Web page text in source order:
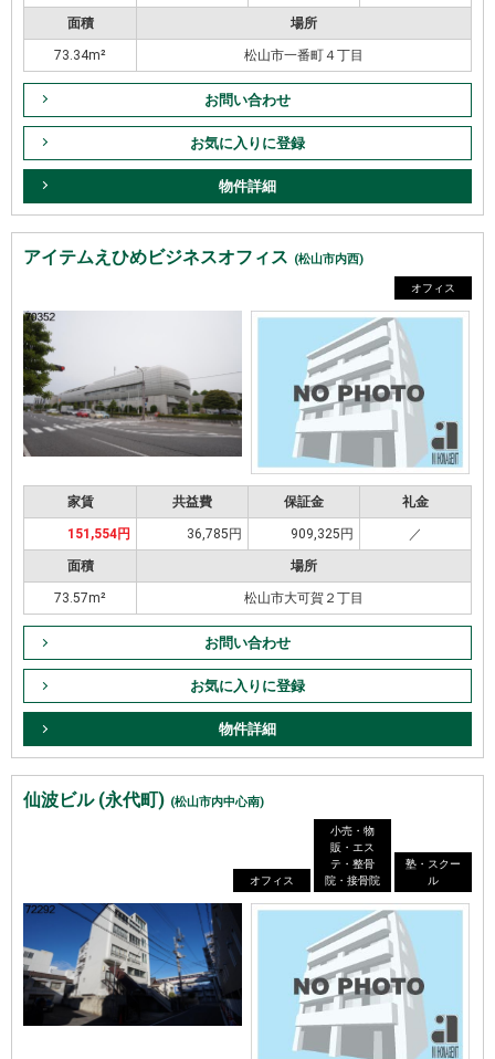
面積 場所
73.34m² 松山市一番町４丁目
お問い合わせ
お気に入りに登録
物件詳細
アイテムえひめビジネスオフィス (松山市内西)
オフィス
家賃 共益費 保証金 礼金
151,554円 36,785円 909,325円 ／
面積 場所
73.57m² 松山市大可賀２丁目
お問い合わせ
お気に入りに登録
物件詳細
仙波ビル (永代町) (松山市内中心南)
オフィス
小売・物
販・エス
テ・整骨
院・接骨院
塾・スクー
ル